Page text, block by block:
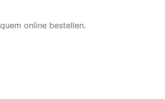
online bestellen.